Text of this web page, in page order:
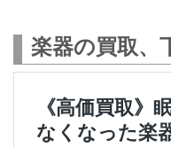
楽器の買取、